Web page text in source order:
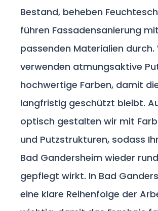
Bestand, beheben
führen Fassadensanierung mit
passenden Materialien durch.
verwenden atmungsaktive
hochwertige Farben, damit
langfristig geschützt bleibt.
optisch gestalten wir mit
und Putzstrukturen, sodass
Bad Gandersheim wieder
gepflegt wirkt. In Bad
eine klare Reihenfolge der